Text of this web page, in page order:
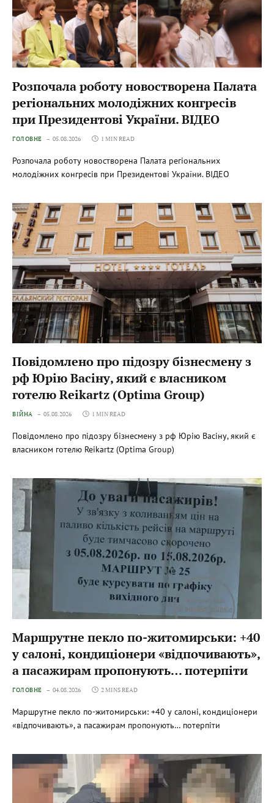
Розпочала роботу новостворена Палата
регіональних молодіжних конгресів
при Президентові України. ВІДЕО
ГОЛОВНЕ 05.08.2026 1 MIN READ
Розпочала роботу новостворена Палата регіональних
молодіжних конгресів при Президентові України. ВІДЕО
Повідомлено про підозру бізнесмену з
рф Юрію Васіну, який є власником
готелю Reikartz (Optima Group)
ВІЙНА 05.08.2026 1 MIN READ
Повідомлено про підозру бізнесмену з рф Юрію Васіну, який є
власником готелю Reikartz (Optima Group)
Маршрутне пекло по-житомирськи: +40
у салоні, кондиціонери «відпочивають»,
а пасажирам пропонують… потерпіти
ГОЛОВНЕ 04.08.2026 2 MINS READ
Маршрутне пекло по-житомирськи: +40 у салоні, кондиціонери
«відпочивають», а пасажирам пропонують… потерпіти